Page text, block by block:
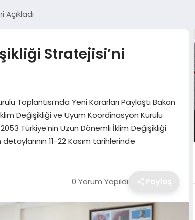
Stratejisi’ni
Toplantısı’nda Yeni Kararları Paylaştı Bakan
Değişikliği ve Uyum Koordinasyon Kurulu
Türkiye’nin Uzun Dönemli İklim Değişikliği
11-22 Kasım tarihlerinde
0 Yorum Yapıldı Paylaş